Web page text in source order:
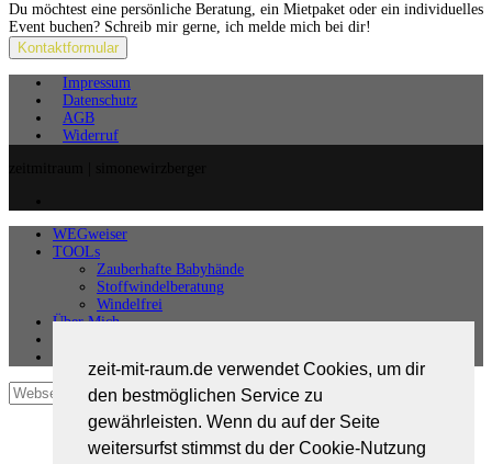
zeit-mit-raum.de verwendet Cookies, um dir
den bestmöglichen Service zu
gewährleisten. Wenn du auf der Seite
weitersurfst stimmst du der Cookie-Nutzung
Du möchtest eine persönliche Beratung, ein Mietpaket oder ein individuelles
Event buchen? Schreib mir gerne, ich melde mich bei dir!
Kontaktformular
Impressum
Datenschutz
AGB
Widerruf
WEGweiser
TOOLs
Zauberhafte Babyhände
Stoffwindelberatung
Windelfrei
Über Mich